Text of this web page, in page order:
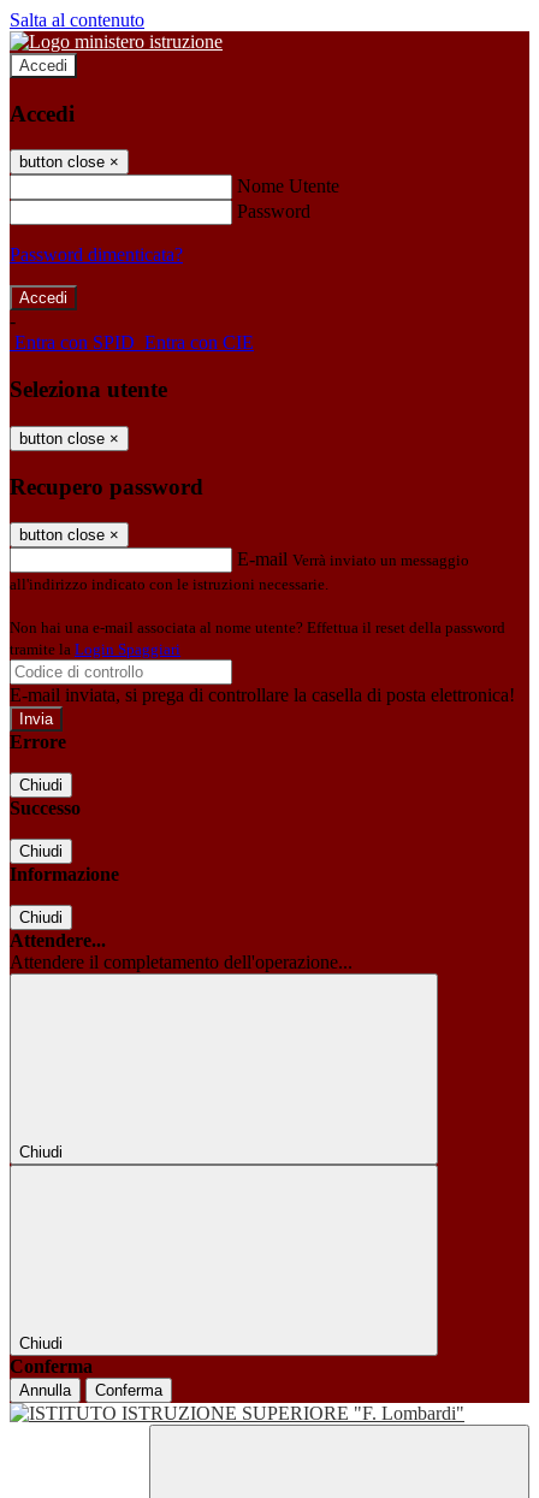
Salta al contenuto
Accedi
Accedi
button close ×
Nome Utente
Password
Password dimenticata?
-
Entra con SPID Entra con CIE
Seleziona utente
button close ×
Recupero password
button close ×
E-mail Verrà inviato un messaggio
all'indirizzo indicato con le istruzioni necessarie.
Non hai una e-mail associata al nome utente? Effettua il reset della password
tramite la Login Spaggiari
E-mail inviata, si prega di controllare la casella di posta elettronica!
Errore
Chiudi
Successo
Chiudi
Informazione
Chiudi
Attendere...
Attendere il completamento dell'operazione...
Chiudi
Chiudi
Conferma
Annulla Conferma